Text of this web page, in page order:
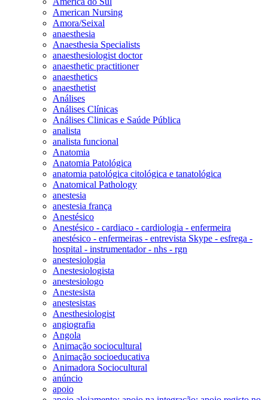
American Nursing
Amora/Seixal
anaesthesia
Anaesthesia Specialists
anaesthesiologist doctor
anaesthetic practitioner
anaesthetics
anaesthetist
Análises
Análises Clínicas
Análises Clinicas e Saúde Pública
analista
analista funcional
Anatomia
Anatomia Patológica
anatomia patológica citológica e tanatológica
Anatomical Pathology
anestesia
anestesia frança
Anestésico
Anestésico - cardiaco - cardiologia - enfermeira
anestésico - enfermeiras - entrevista Skype - esfrega -
hospital - instrumentador - nhs - rgn
anestesiologia
Anestesiologista
anestesiologo
Anestesista
anestesistas
Anesthesiologist
angiografia
Angola
Animação sociocultural
Animação socioeducativa
Animadora Sociocultural
anúncio
apoio